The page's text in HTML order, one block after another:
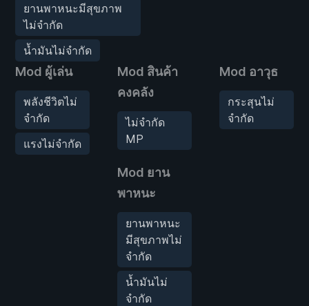
ยานพาหนะมีสุขภาพ
ไม่จำกัด
น้ำมันไม่จำกัด
Mod ผู้เล่น
พลังชีวิตไม่
จำกัด
แรงไม่จำกัด
Mod สินค้า
คงคลัง
ไม่จำกัด
MP
Mod ยาน
พาหนะ
ยานพาหนะ
มีสุขภาพไม่
จำกัด
น้ำมันไม่
จำกัด
Mod อาวุธ
กระสุนไม่
จำกัด